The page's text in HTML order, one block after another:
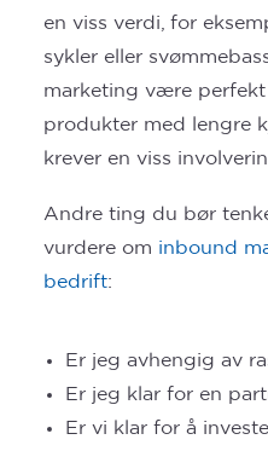
en viss verdi, for
sykler eller
marketing være
produkter med lengre
krever en viss
Andre ting du bør
vurdere om inbound
bedrift:
Er jeg avhengig av
Er jeg klar for en
Er vi klar for å